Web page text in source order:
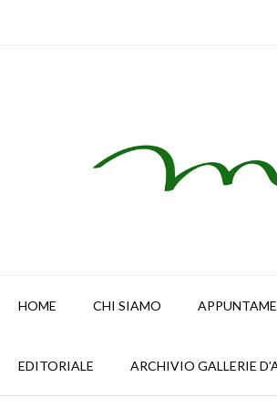
HOME CHI SIAMO
EDITORIALE ARCHIVIO GALLERIE